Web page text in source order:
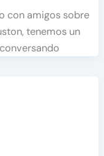
con amigos sobre
tenemos un